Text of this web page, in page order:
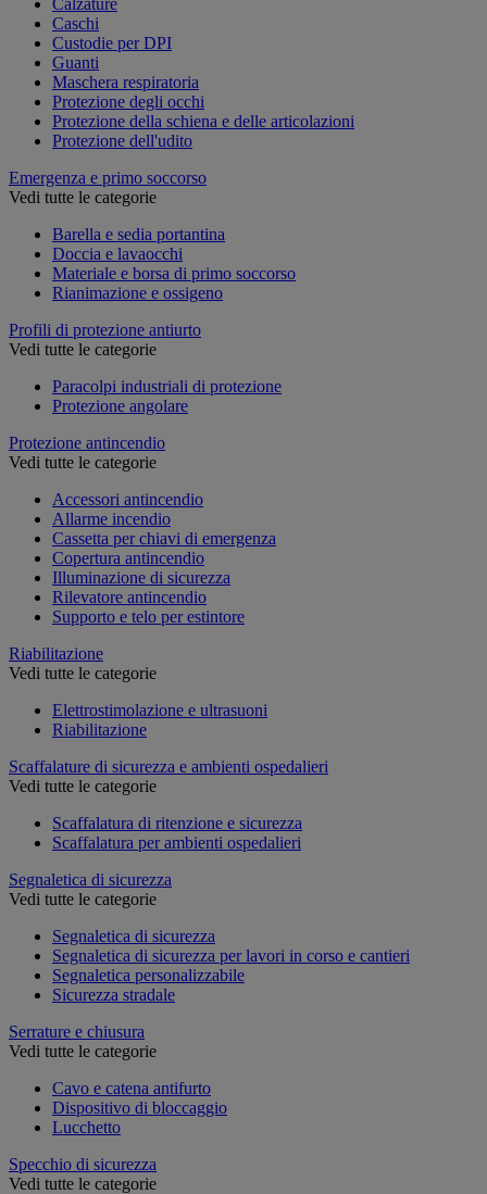
Caschi
Custodie per DPI
Guanti
Maschera respiratoria
Protezione degli occhi
Protezione della schiena e delle articolazioni
Protezione dell'udito
Emergenza e primo soccorso
Vedi tutte le categorie
Barella e sedia portantina
Doccia e lavaocchi
Materiale e borsa di primo soccorso
Rianimazione e ossigeno
Profili di protezione antiurto
Vedi tutte le categorie
Paracolpi industriali di protezione
Protezione angolare
Protezione antincendio
Vedi tutte le categorie
Accessori antincendio
Allarme incendio
Cassetta per chiavi di emergenza
Copertura antincendio
Illuminazione di sicurezza
Rilevatore antincendio
Supporto e telo per estintore
Riabilitazione
Vedi tutte le categorie
Elettrostimolazione e ultrasuoni
Riabilitazione
Scaffalature di sicurezza e ambienti ospedalieri
Vedi tutte le categorie
Scaffalatura di ritenzione e sicurezza
Scaffalatura per ambienti ospedalieri
Segnaletica di sicurezza
Vedi tutte le categorie
Segnaletica di sicurezza
Segnaletica di sicurezza per lavori in corso e cantieri
Segnaletica personalizzabile
Sicurezza stradale
Serrature e chiusura
Vedi tutte le categorie
Cavo e catena antifurto
Dispositivo di bloccaggio
Lucchetto
Specchio di sicurezza
Vedi tutte le categorie